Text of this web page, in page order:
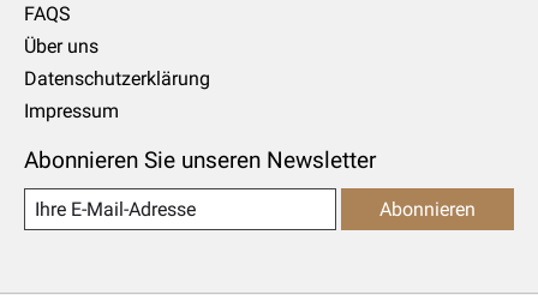
FAQS
Über uns
Datenschutzerklärung
Impressum
Abonnieren Sie unseren Newsletter
Abonnieren